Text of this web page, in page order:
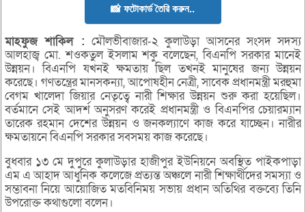
📸 ফটোকার্ড তৈরি করুন..
মাহফুজশাকিল : মৌলভীবাজার-২ কুলাউড়া আসনের সংসদ সদস্য
আলহাজ্ব মো. শওকতুল ইসলাম শকু বলেছেন, বিএনপি সরকার মানেই
উন্নয়ন। বিএনপি যখনই ক্ষমতায় ছিল তখনই মানুষের জন্য উন্নয়ন
করেছে। গণতন্ত্রের মানসকন্যা, আপোষহীন নেত্রী, সাবেক প্রধানমন্ত্রী মরহুমা
বেগম খালেদা জিয়ার নেতৃত্বে নারী শিক্ষার উন্নয়ন শুরু করা হয়েছিল।
বর্তমানে সেই আদর্শ অনুসরণ করেই প্রধানমন্ত্রী ও বিএনপির চেয়ারম্যান
তারেক রহমান দেশের উন্নয়ন ও জনকল্যাণে কাজ করে যাচ্ছেন। নারীর
ক্ষমতায়নে বিএনপি সরকার সবসময় কাজ করেছে।
বুধবার ১৩ মে দুপুরে কুলাউড়ার হাজীপুর ইউনিয়নে অবস্থিত পাইকপাড়া
এম এ আহাদ আধুনিক কলেজে প্রত্যন্ত অঞ্চলে নারী শিক্ষার্থীদের সমস্যা ও
সম্ভাবনা নিয়ে আয়োজিত মতবিনিময় সভায় প্রধান অতিথির বক্তব্যে তিনি
উপরোক্ত কথাগুলো বলেন।